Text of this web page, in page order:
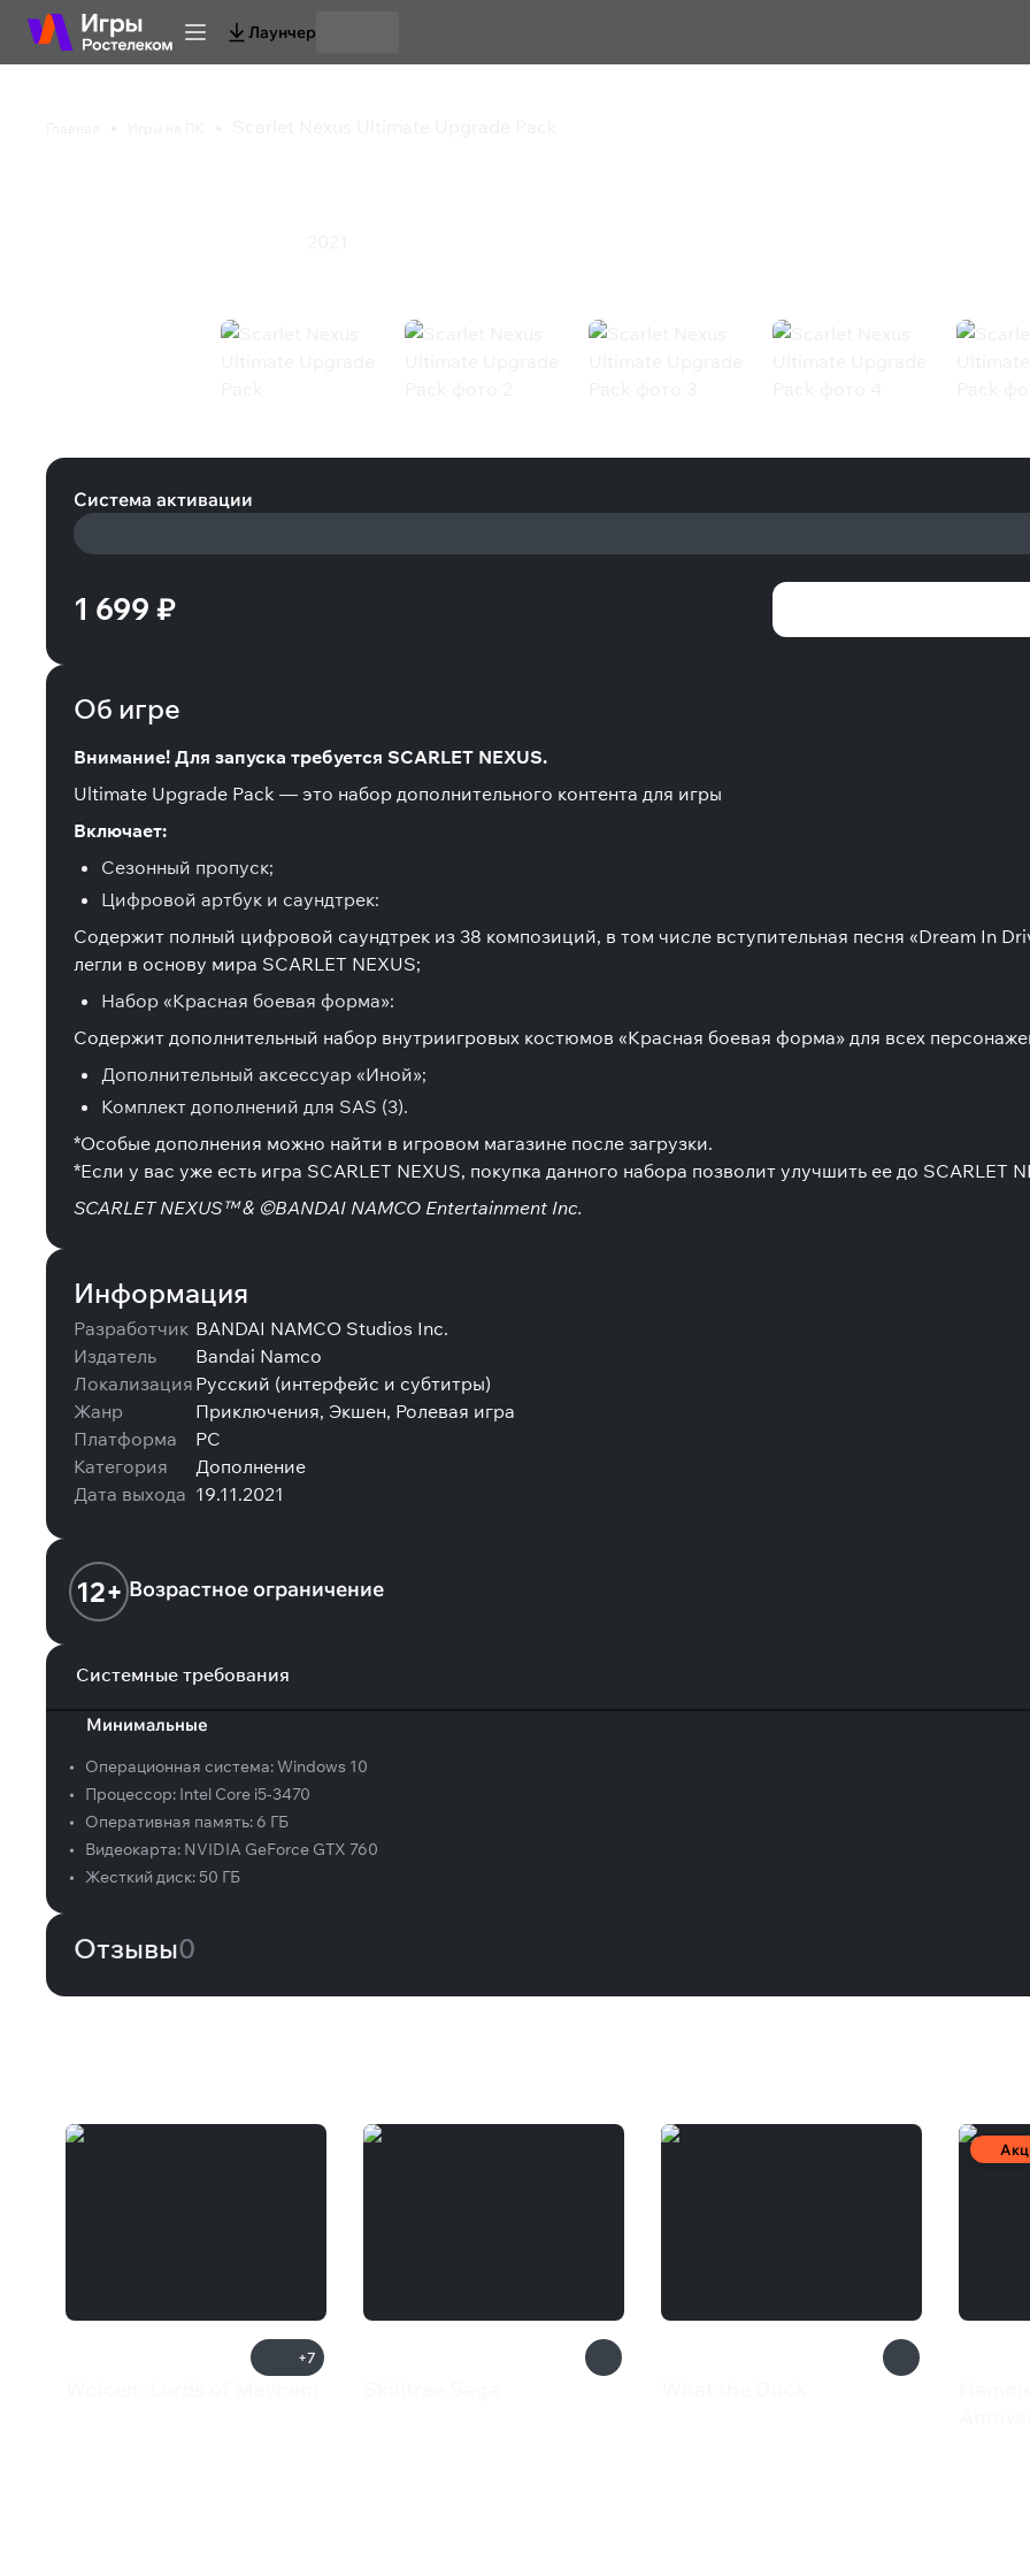
Лаунчер
Система активации
1 699 ₽
Об игре
Внимание! Для запуска требуется SCARLET NEXUS.
Ultimate Upgrade Pack — это набор дополнительного контента для игры
Включает:
Сезонный пропуск;
Цифровой артбук и саундтрек:
Содержит полный цифровой саундтрек из 38 композиций, в том числе вступительная песня «Dream In
легли в основу мира SCARLET NEXUS;
Набор «Красная боевая форма»:
Содержит дополнительный набор внутриигровых костюмов «Красная боевая форма» для всех
Дополнительный аксессуар «Иной»;
Комплект дополнений для SAS (3).
*Особые дополнения можно найти в игровом магазине после загрузки.
*Если у вас уже есть игра SCARLET NEXUS, покупка данного набора позволит улучшить ее до SCARLET
SCARLET NEXUS™ & ©BANDAI NAMCO Entertainment Inc.
Информация
Разработчик BANDAI NAMCO Studios Inc.
Издатель
Bandai Namco
Локализация Русский (интерфейс и субтитры)
Жанр
Приключения, Экшен, Ролевая игра
Платформа
PC
Категория
Дополнение
Дата выхода 19.11.2021
12+ Возрастное ограничение
Системные требования
Минимальные
• Операционная система:Windows 10
•
Процессор: Intel Core i5-3470
•
Оперативная память: 6 ГБ
•
Видеокарта: NVIDIA GeForce GTX 760
•
Жесткий диск: 50 ГБ
Отзывы0
+7